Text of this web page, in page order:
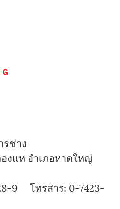
ช่าง
งแห อำเภอหาดใหญ่
9 โทรสาร: 0-7423-